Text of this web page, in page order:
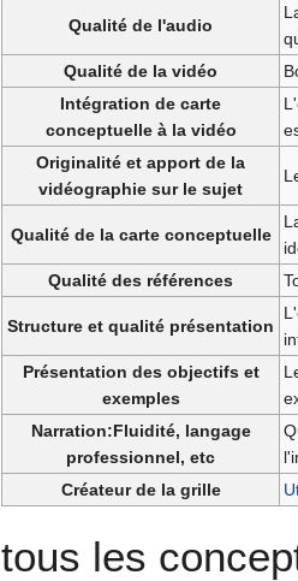
Qualité de l'audio
Qualité de la vidéo
Intégration de carte
conceptuelle à la vidéo
Originalité et apport de la
vidéographie sur le sujet
Qualité de la carte conceptuelle
Qualité des références
Structure et qualité présentation
Présentation des objectifs et
exemples
Narration:Fluidité, langage
professionnel, etc
Créateur de la grille
tous les